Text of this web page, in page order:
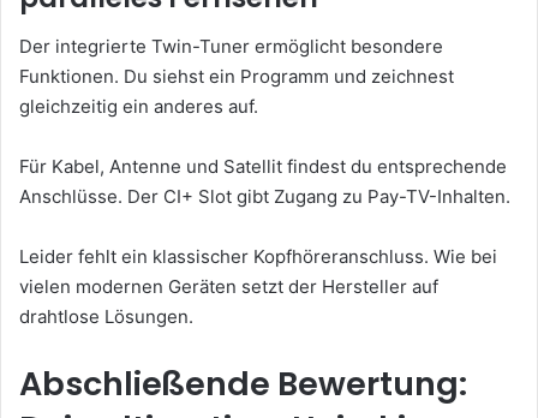
Der integrierte Twin-Tuner ermöglicht besondere
Funktionen. Du siehst ein Programm und zeichnest
gleichzeitig ein anderes auf.
Für Kabel, Antenne und Satellit findest du entsprechende
Anschlüsse. Der CI+ Slot gibt Zugang zu Pay-TV-Inhalten.
Leider fehlt ein klassischer Kopfhöreranschluss. Wie bei
vielen modernen Geräten setzt der Hersteller auf
drahtlose Lösungen.
Abschließende Bewertung: